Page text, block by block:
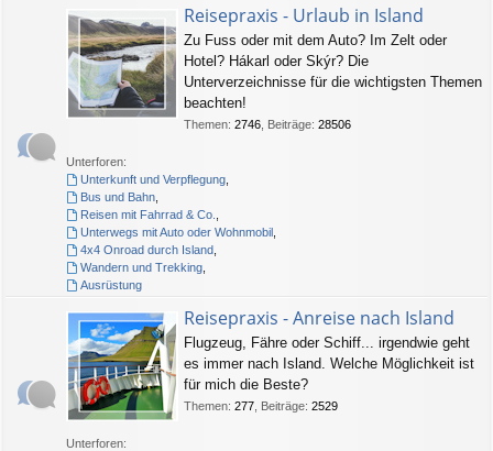
Reisepraxis - Urlaub in Island
Zu Fuss oder mit dem Auto? Im Zelt oder
Hotel? Hákarl oder Skýr? Die
Unterverzeichnisse für die wichtigsten Themen
beachten!
Themen: 2746 Beiträge: 28506
Unterforen:
Unterkunft und Verpflegung,
Bus und Bahn,
Reisen mit Fahrrad & Co.
Unterwegs mit Auto oder Wohnmobil,
4x4 Onroad durch Island,
Wandern und Trekking,
Ausrüstung
Reisepraxis - Anreise nach Island
Flugzeug, Fähre oder Schiff... irgendwie geht
es immer nach Island. Welche Möglichkeit ist
für mich die Beste?
Themen: 277 Beiträge: 2529
Unterforen: